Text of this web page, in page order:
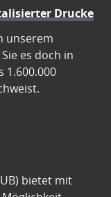
Drucke
unserem
es doch in
1.600.000
bietet mit